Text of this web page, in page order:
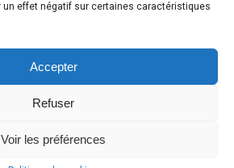
un effet négatif sur certaines caractéristiques
Accepter
Refuser
Voir les préférences
PLAN DU SITE
CONTACT
POLITIQUE DE COOKIES (UE)
GoodCut.fr . Tous droits réservés